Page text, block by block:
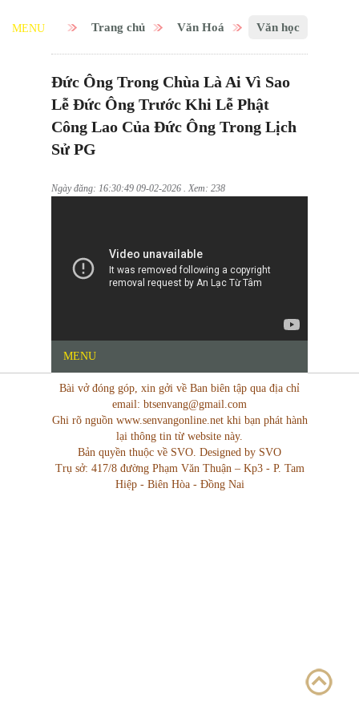
MENU Trang chủ Văn Hoá Văn học
Đức Ông Trong Chùa Là Ai Vì Sao
Lễ Đức Ông Trước Khi Lễ Phật
Công Lao Của Đức Ông Trong Lịch
Sử PG
Ngày đăng: 16:30:49 09-02-2026 . Xem: 238
MENU
Bài vở đóng góp, xin gởi về Ban biên tập qua địa chỉ
email: btsenvang@gmail.com
Ghi rõ nguồn www.senvangonline.net khi bạn phát hành
lại thông tin từ website này.
Bản quyền thuộc về SVO. Designed by SVO
Trụ sở: 417/8 đường Phạm Văn Thuận – Kp3 - P. Tam
Hiệp - Biên Hòa - Đồng Nai